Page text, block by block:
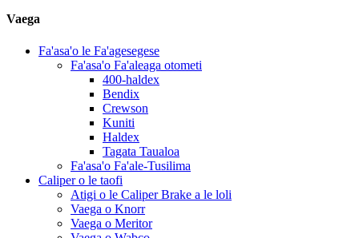
Vaega
Fa'asa'o le Fa'agesegese
Fa'asa'o Fa'aleaga otometi
400-haldex
Bendix
Crewson
Kuniti
Haldex
Tagata Taualoa
Fa'asa'o Fa'ale-Tusilima
Caliper o le taofi
Atigi o le Caliper Brake a le loli
Vaega o Knorr
Vaega o Meritor